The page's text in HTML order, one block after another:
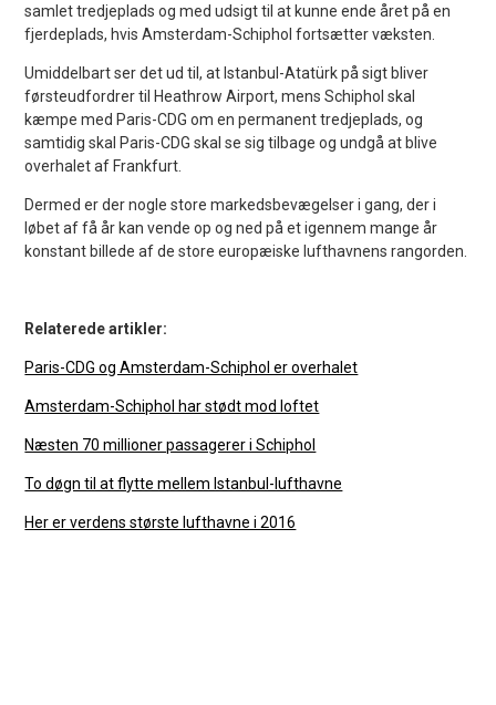
samlet tredjeplads og med udsigt til at kunne ende året på en
fjerdeplads, hvis Amsterdam-Schiphol fortsætter væksten.
Umiddelbart ser det ud til, at Istanbul-Atatürk på sigt bliver
førsteudfordrer til Heathrow Airport, mens Schiphol skal
kæmpe med Paris-CDG om en permanent tredjeplads, og
samtidig skal Paris-CDG skal se sig tilbage og undgå at blive
overhalet af Frankfurt.
Dermed er der nogle store markedsbevægelser i gang, der i
løbet af få år kan vende op og ned på et igennem mange år
konstant billede af de store europæiske lufthavnens rangorden.
Relaterede artikler:
Paris-CDG og Amsterdam-Schiphol er overhalet
Amsterdam-Schiphol har stødt mod loftet
Næsten 70 millioner passagerer i Schiphol
To døgn til at flytte mellem Istanbul-lufthavne
Her er verdens største lufthavne i 2016